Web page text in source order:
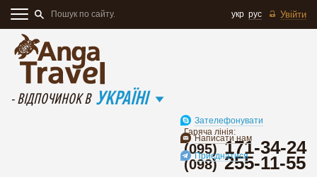
Увійти
укр рус
- ВІДПОЧИНОК В УКРАЇНІ
Гаряча лінія:
(095)171-34-24
(098)255-11-55
Зателефонувати
Написати нам
Приєднатися